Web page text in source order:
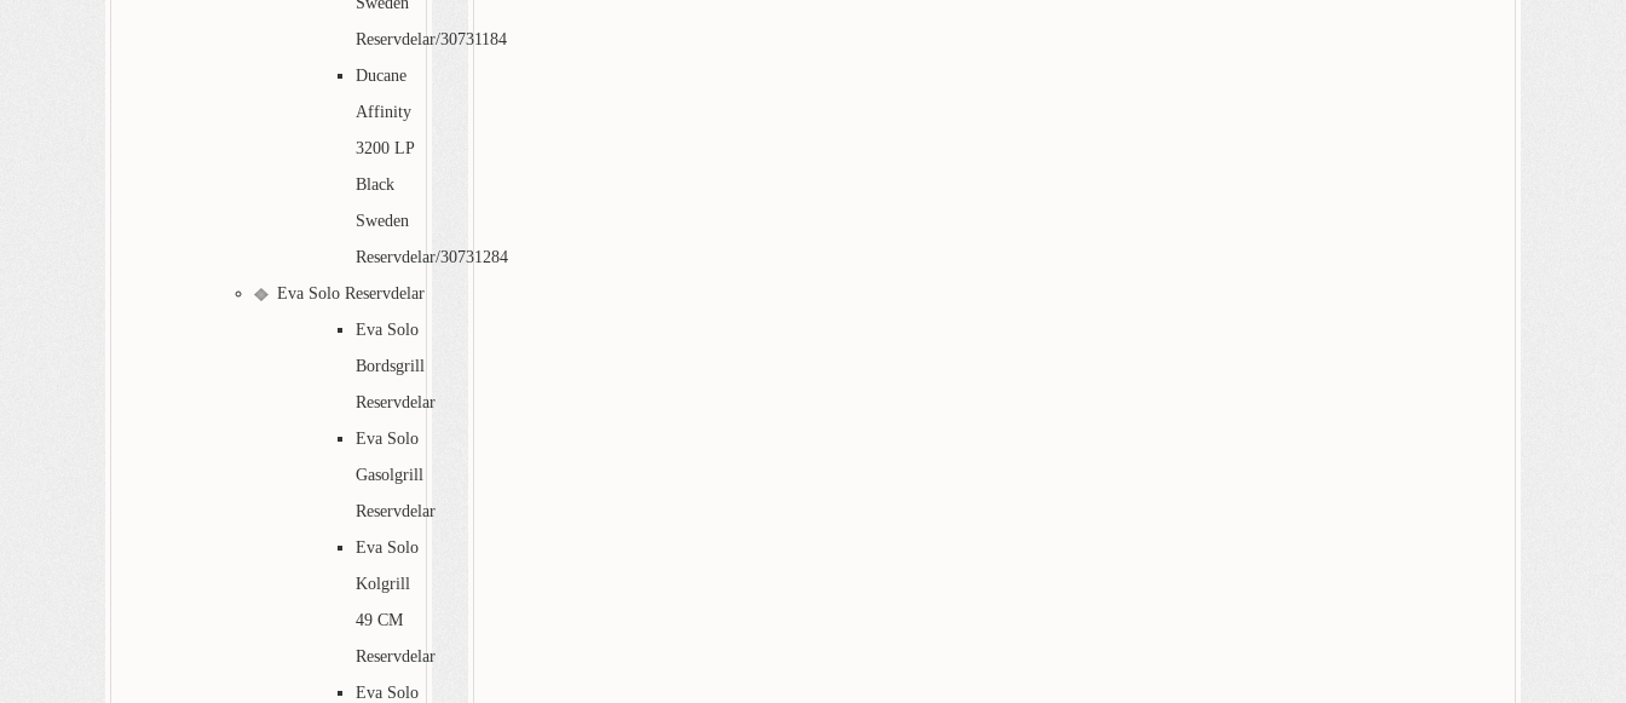
Reservdelar/30731184
Ducane
Affinity
3200 LP
Black
Sweden
Reservdelar/30731284
Eva Solo Reservdelar
Eva Solo
Bordsgrill
Reservdelar
Eva Solo
Gasolgrill
Reservdelar
Eva Solo
Kolgrill
49 CM
Reservdelar
Eva Solo